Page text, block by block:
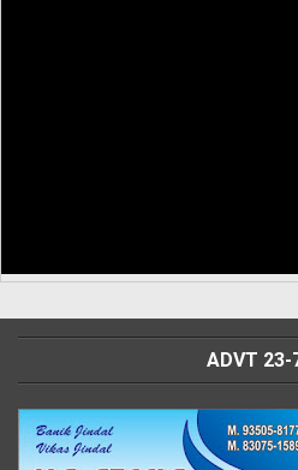
ADVT 23-